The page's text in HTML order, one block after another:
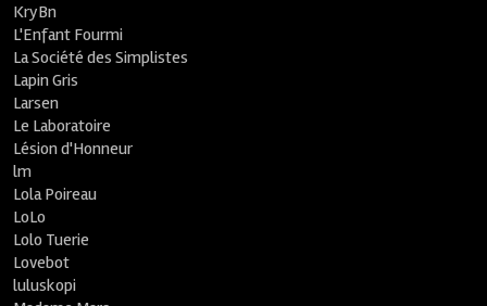
KryBn
L'Enfant Fourmi
La Société des Simplistes
Lapin Gris
Larsen
Le Laboratoire
Lésion d'Honneur
lm
Lola Poireau
LoLo
Lolo Tuerie
Lovebot
luluskopi